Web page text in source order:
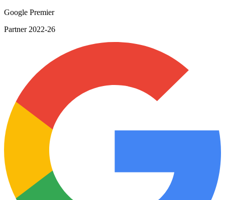
Google Premier
Partner 2022-26